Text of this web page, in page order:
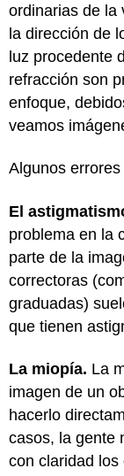
ordinarias de la
la dirección de
luz procedente
refracción son
enfoque,
veamos
Algunos
El
problema en la
parte de la
correctoras
graduadas)
que tienen
La miopía. La
imagen de un
hacerlo
casos, la gente
con claridad los